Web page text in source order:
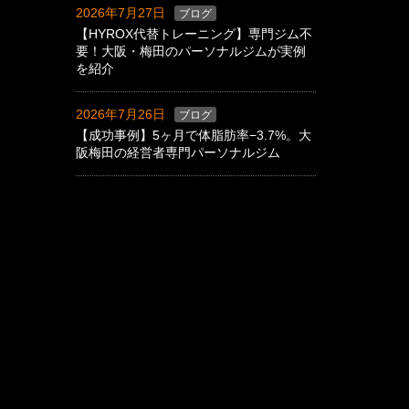
2026年7月27日 ブログ
【HYROX代替トレーニング】専門ジム不
要！大阪・梅田のパーソナルジムが実例
を紹介
2026年7月26日 ブログ
【成功事例】5ヶ月で体脂肪率−3.7%。大
阪梅田の経営者専門パーソナルジム